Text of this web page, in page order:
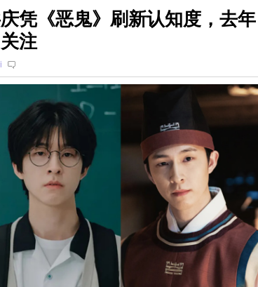
凭《恶鬼》刷新认知度，去年
注